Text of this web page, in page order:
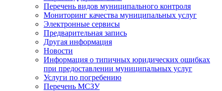
Перечень видов муниципального контроля
Мониторинг качества муниципальных услуг
Электронные сервисы
Предварительная запись
Другая информация
Новости
Информация о типичных юридических ошибках
при предоставлении муниципальных услуг
Услуги по погребению
Перечень МСЗУ